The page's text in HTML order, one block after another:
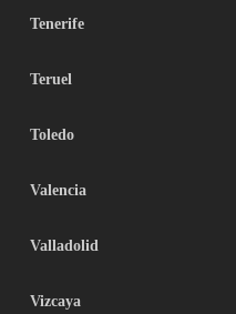
Tenerife
Teruel
Toledo
Valencia
Valladolid
Vizcaya